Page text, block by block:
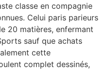
classe en compagnie
Celui paris parieurs
20 matières, enfermant
sauf que achats
cette
complet dessinés,